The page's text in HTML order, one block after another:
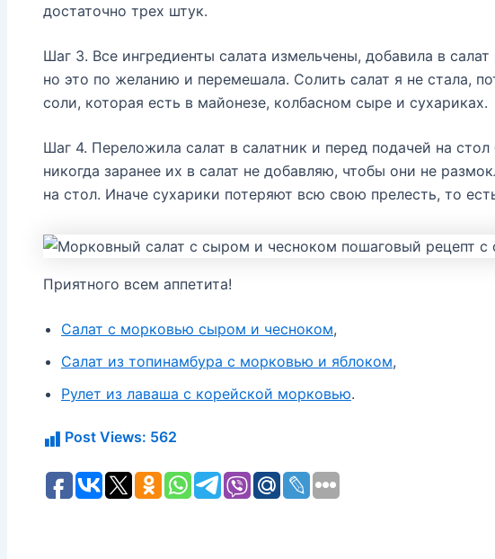
достаточно трех штук.
Шаг 3. Все ингредиенты салата измельчены, добавила в
но это по желанию и перемешала. Солить салат я не стала,
соли, которая есть в майонезе, колбасном сыре и сухариках.
Шаг 4. Переложила салат в салатник и перед подачей на
никогда заранее их в салат не добавляю, чтобы они не
на стол. Иначе сухарики потеряют всю свою прелесть, то
Приятного всем аппетита!
Салат с морковью сыром и чесноком,
Салат из топинамбура с морковью и яблоком,
Рулет из лаваша с корейской морковью.
Post Views: 562